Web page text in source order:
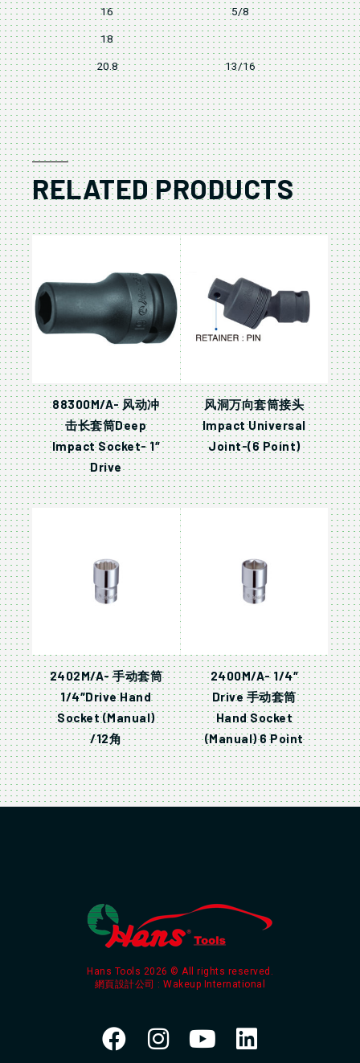
16 5/8
18
20.8 13/16
RELATED PRODUCTS
88300M/A- 风动冲
击长套筒Deep
Impact Socket- 1″
Drive
风洞万向套筒接头
Impact Universal
Joint-(6 Point)
2402M/A- 手动套筒
1/4″Drive Hand
Socket (Manual)
/12角
2400M/A- 1/4″
Drive 手动套筒
Hand Socket
(Manual) 6 Point
Hans Tools 2026 © All rights reserved.
網頁設計公司 : Wakeup International